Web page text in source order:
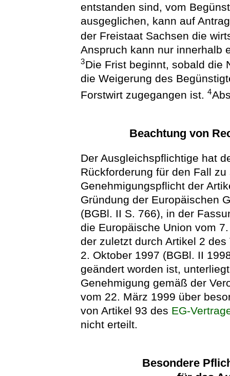
entstanden sind, vom
ausgeglichen, kann auf
der Freistaat Sachsen die
Anspruch kann nur innerhalb
3Die Frist beginnt, sobald die
die Weigerung des
Forstwirt zugegangen ist.4
Beachtung von
Der Ausgleichspflichtige hat
Rückforderung für den Fall
Genehmigungspflicht der
Gründung der Europäischen
(BGBl. II S. 766), in der
die Europäische Union vom
der zuletzt durch Artikel 2
2. Oktober 1997 (BGBl. II
geändert worden ist,
Genehmigung gemäß der
vom 22. März 1999 über
von Artikel 93 des EG-
nicht erteilt.
Besondere